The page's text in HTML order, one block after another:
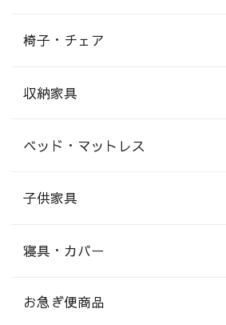
椅子・チェア
収納家具
ベッド・マットレス
子供家具
寝具・カバー
お急ぎ便商品